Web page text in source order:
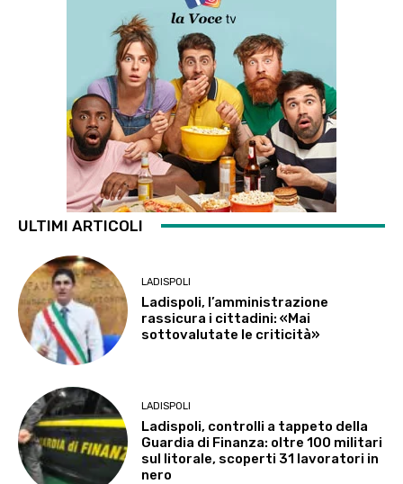
ULTIMI ARTICOLI
LADISPOLI
Ladispoli, l’amministrazione
rassicura i cittadini: «Mai
sottovalutate le criticità»
LADISPOLI
Ladispoli, controlli a tappeto della
Guardia di Finanza: oltre 100 militari
sul litorale, scoperti 31 lavoratori in
nero